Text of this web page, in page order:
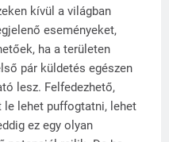
kívül a világban
eseményeket,
ha a területen
pár küldetés egészen
lesz. Felfedezhető,
lehet puffogtatni, lehet
ez egy olyan